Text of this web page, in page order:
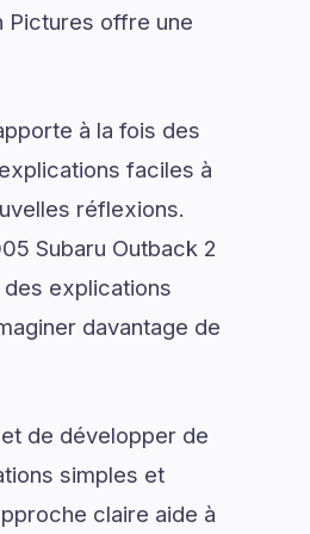
Pictures offre une
à la fois des
faciles à
réflexions.
Subaru Outback 2
explications
davantage de
de développer de
simples et
claire aide à